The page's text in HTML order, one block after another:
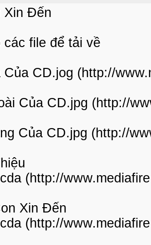
Xin Đến
các file để tải về
CD.jog (http://
Của CD.jpg (http://
Của CD.jpg (http://
(http://
Xin Đến
(http://